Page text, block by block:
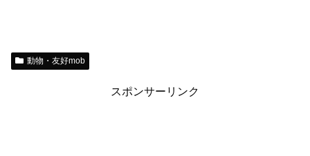
動物・友好mob
スポンサーリンク